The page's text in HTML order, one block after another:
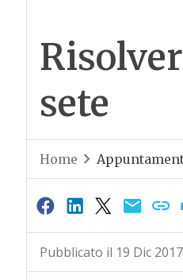
sete
Home
Pubblicato il 19 Dic 2017